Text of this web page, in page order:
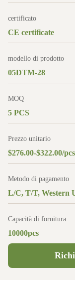
certificato
CE certificate
modello di prodotto
05DTM-28
MOQ
5 PCS
Prezzo unitario
$276.00-$322.00/pcs
Metodo di pagamento
L/C, T/T, Western
Capacità di fornitura
10000pcs